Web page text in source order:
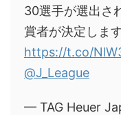
30選手が選出さ
賞者が決定しま
https://t.co/
@J_League
— TAG Heuer